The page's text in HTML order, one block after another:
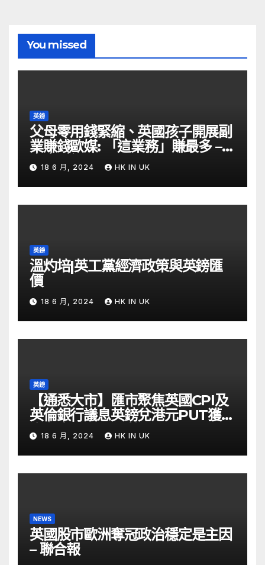
You missed
英鎊
父母零用錢緊縮、英國孩子開展副
業賺錢歐媒: 「這業務」賺最多 –
自由財經
18 6 月, 2024 HK IN UK
英鎊
溫灼培|英工黨經濟政策與英鎊匯
價
18 6 月, 2024 HK IN UK
英鎊
【通悉大市】匯市聚焦英國CPI及
英倫銀行議息英鎊兌港元PUT獲資
金留意 – Now 財經
18 6 月, 2024 HK IN UK
NEWS
英國股市歐洲奪冠政治穩定是主因
– 聯合報